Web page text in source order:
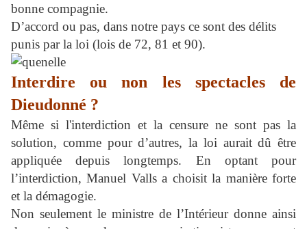
bonne compagnie.
D’accord ou pas, dans notre pays ce sont des délits
punis par la loi (lois de 72, 81 et 90).
Interdire ou non les spectacles de
Dieudonné ?
Même si l'interdiction et la censure ne sont pas la
solution, comme pour d’autres, la loi aurait dû être
appliquée depuis longtemps. En optant pour
l’interdiction, Manuel Valls a choisit la manière forte
et la démagogie.
Non seulement le ministre de l’Intérieur donne ainsi